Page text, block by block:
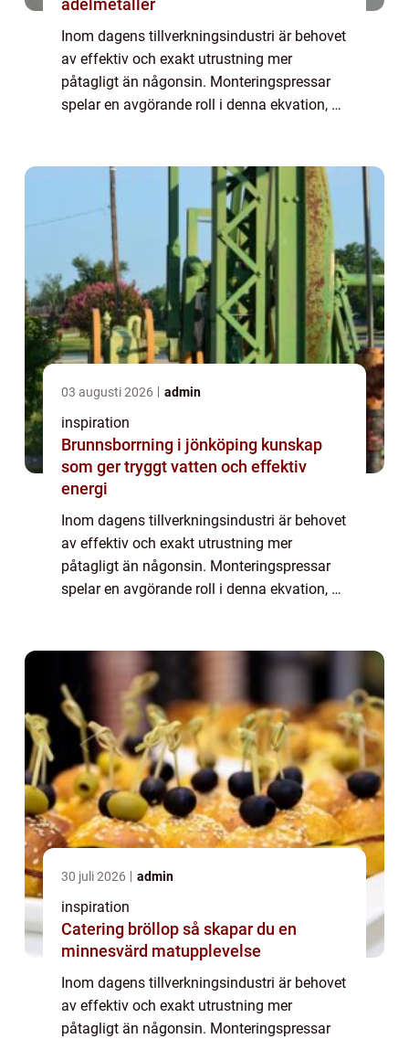
ädelmetaller
Inom dagens tillverkningsindustri är behovet
av effektiv och exakt utrustning mer
påtagligt än någonsin. Monteringspressar
spelar en avgörande roll i denna ekvation, då
03 augusti 2026 admin
inspiration
Brunnsborrning i jönköping kunskap
som ger tryggt vatten och effektiv
energi
Inom dagens tillverkningsindustri är behovet
av effektiv och exakt utrustning mer
påtagligt än någonsin. Monteringspressar
spelar en avgörande roll i denna ekvation, då
30 juli 2026 admin
inspiration
Catering bröllop så skapar du en
minnesvärd matupplevelse
Inom dagens tillverkningsindustri är behovet
av effektiv och exakt utrustning mer
påtagligt än någonsin. Monteringspressar